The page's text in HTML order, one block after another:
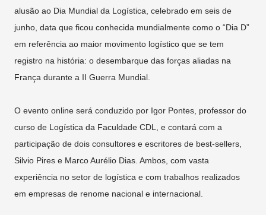
alusão ao Dia Mundial da Logística, celebrado em seis de
junho, data que ficou conhecida mundialmente como o “Dia D”
em referência ao maior movimento logístico que se tem
registro na história: o desembarque das forças aliadas na
França durante a II Guerra Mundial.
O evento online será conduzido por Igor Pontes, professor do
curso de Logística da Faculdade CDL, e contará com a
participação de dois consultores e escritores de best-sellers,
Silvio Pires e Marco Aurélio Dias. Ambos, com vasta
experiência no setor de logística e com trabalhos realizados
em empresas de renome nacional e internacional.